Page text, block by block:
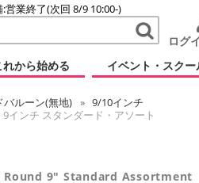
:営業終了(次回 8/9 10:00-)
ログ
れから始める イベント・スクー
バルーン(無地)
9/10インチ
インチ スタンダード・アソート
Round 9" Standard Assortment